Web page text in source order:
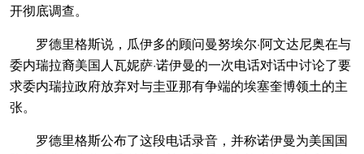
开彻底调查。
罗德里格斯说，瓜伊多的顾问曼努埃尔·阿文达尼奥在与
委内瑞拉裔美国人瓦妮萨·诺伊曼的一次电话对话中讨论了要
求委内瑞拉政府放弃对与圭亚那有争端的埃塞奎博领土的主
张。
罗德里格斯公布了这段电话录音，并称诺伊曼为美国国